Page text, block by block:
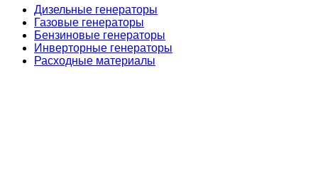
Дизельные генераторы
Газовые генераторы
Бензиновые генераторы
Инверторные генераторы
Расходные материалы